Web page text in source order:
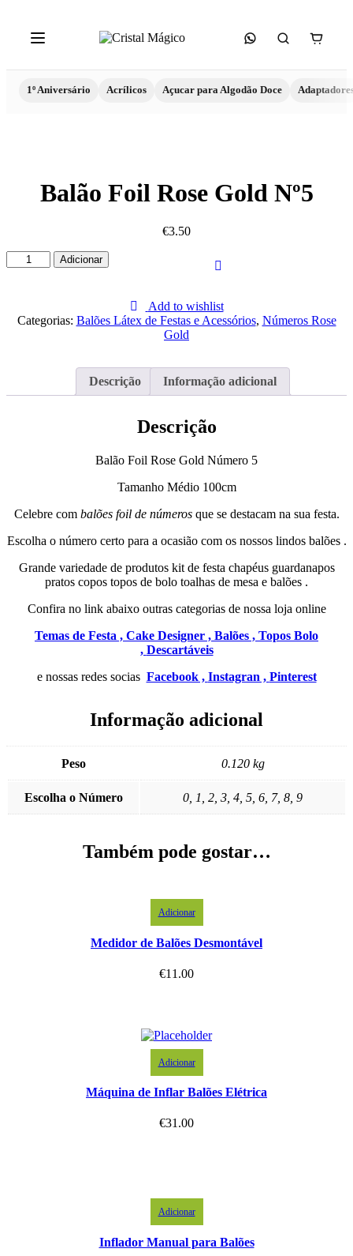
1º Aniversário Acrílicos Açucar para Algodão Doce
Balão Foil Rose Gold Nº5
€3.50
Quantidade
de
Rose
Gold
Adicionar
Add to wishlist
Categorias: Balões Látex de Festas e Acessórios, Números Rose
Gold
Descrição Informação adicional
Descrição
Balão Foil Rose Gold Número 5
Tamanho Médio 100cm
Celebre com balões foil de númerosque se destacam na sua festa.
Escolha o número certo para a ocasião com os nossos lindos balões .
Grande variedade de produtos kit de festa chapéus guardanapos
pratos copos topos de bolo toalhas de mesa e balões .
Confira no link abaixo outras categorias de nossa loja online
Temas de Festa , Cake Designer , Balões , Topos Bolo
, Descartáveis
e nossas redes socias Facebook , Instagran , Pinterest
Informação adicional
Peso 0.120 kg
Escolha o Número 0, 1, 2, 3, 4, 5, 6, 7, 8, 9
Também pode gostar…
Adicionar
Medidor de Balões Desmontável
€11.00
Adicionar
Máquina de Inflar Balões Elétrica
€31.00
Adicionar
Inflador Manual para Balões